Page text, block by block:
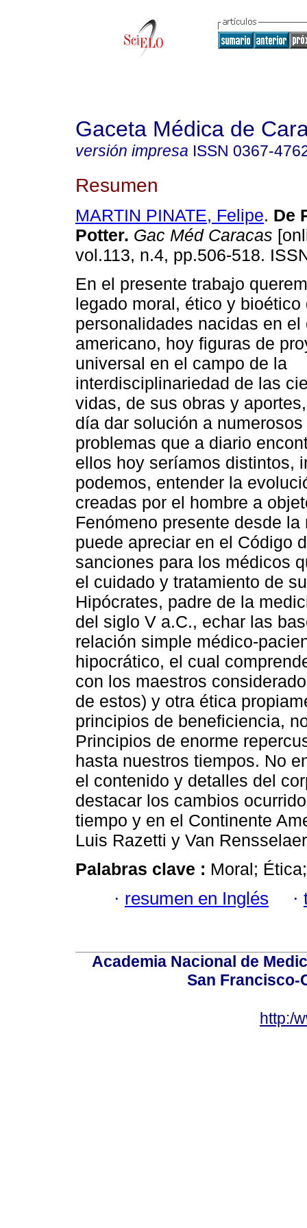
Gaceta Médica de
versión impresa ISSN 0367-
Resumen
MARTIN PINATE, Felipe. De
Potter. Gac Méd Caracas
vol.113, n.4, pp.506-518.
En el presente trabajo
legado moral, ético y bioético
personalidades nacidas en el
americano, hoy figuras de
universal en el campo de la
interdisciplinariedad de las
vidas, de sus obras y
día dar solución a
problemas que a diario
ellos hoy seríamos distintos,
podemos, entender la
creadas por el hombre a
Fenómeno presente desde
puede apreciar en el Código
sanciones para los médicos
el cuidado y tratamiento de
Hipócrates, padre de la
del siglo V a.C., echar las
relación simple médico-
hipocrático, el cual
con los maestros
de estos) y otra ética
principios de beneficiencia,
Principios de enorme
hasta nuestros tiempos. No
el contenido y detalles del
destacar los cambios
tiempo y en el Continente
Luis Razetti y Van
Palabras clave : Moral;
· resumen en Inglés ·
Academia Nacional de
San Francisco-
http:/